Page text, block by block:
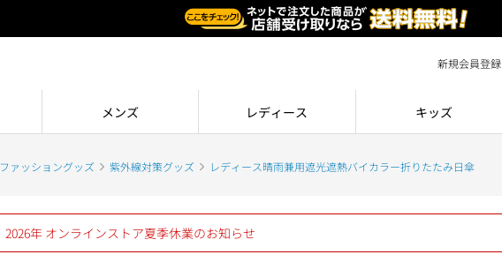
新規会員登録
メンズ レディース キッズ
ファッショングッズ 紫外線対策グッズ レディース晴雨兼用遮光遮熱バイカラー折りたたみ日傘
2026年 オンラインストア夏季休業のお知らせ